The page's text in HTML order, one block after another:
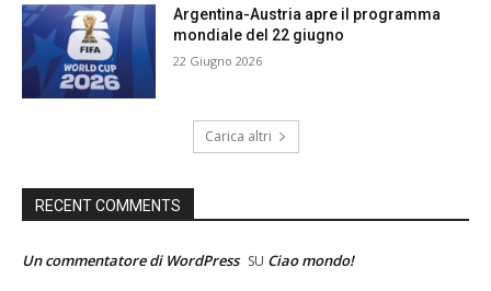
Argentina-Austria apre il programma
mondiale del 22 giugno
22 Giugno 2026
Carica altri
RECENT COMMENTS
Un commentatore di WordPress SU Ciao mondo!